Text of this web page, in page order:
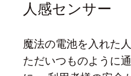
人感センサー
魔法の電池を入れた
ただいつものように